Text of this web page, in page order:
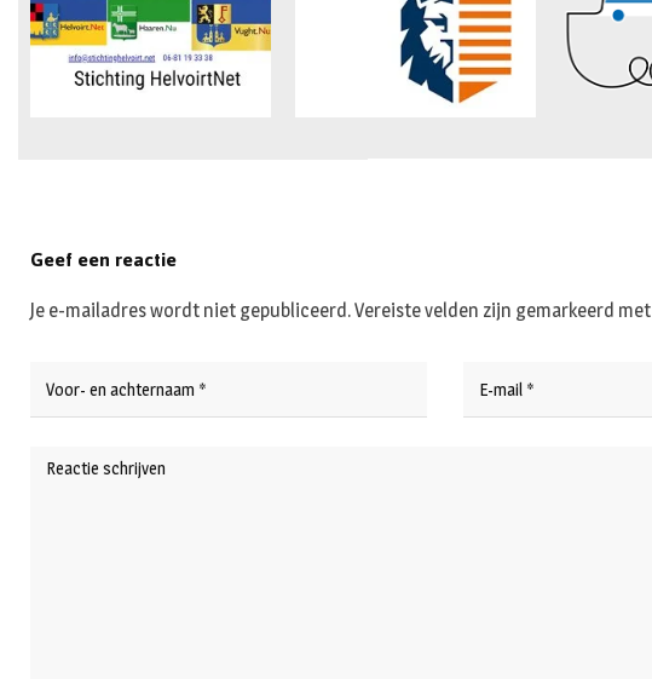
Geef een reactie
Je e-mailadres wordt niet gepubliceerd.Vereiste velden zijn gemarkeerd met